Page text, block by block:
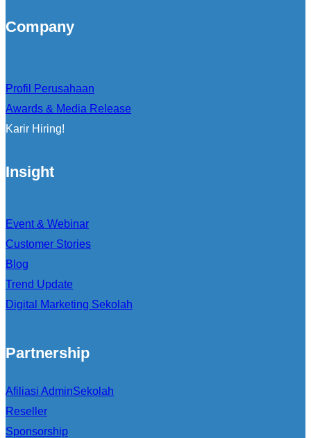
Company
Profil Perusahaan
Awards & Media Release
Karir Hiring!
Insight
Event & Webinar
Customer Stories
Blog
Trend Update
Digital Marketing Sekolah
Partnership
Afiliasi AdminSekolah
Reseller
Sponsorship